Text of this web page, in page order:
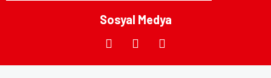
Sosyal Medya